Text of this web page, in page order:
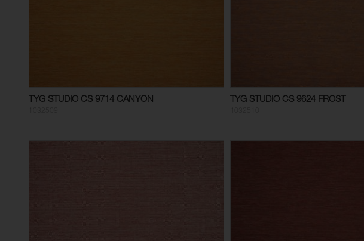
TYG STUDIO CS 9714 CANYON TYG STUDIO CS 9624 FROST